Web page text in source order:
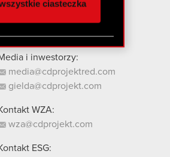
danymi
z naszej witryny,
ciasteczka
i inwestorzy:
media@cdprojektred.com
gielda@cdprojekt.com
WZA:
wza@cdprojekt.com
ESG: